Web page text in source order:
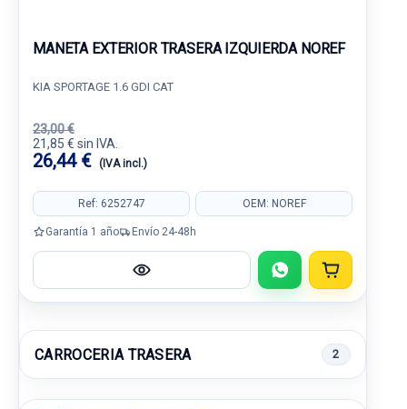
MANETA EXTERIOR TRASERA IZQUIERDA NOREF
KIA SPORTAGE 1.6 GDI CAT
23,00 €
21,85 € sin IVA.
26,44 € (IVA incl.)
Ref: 6252747 OEM: NOREF
Garantía 1 año Envío 24-48h
CARROCERIA TRASERA 2